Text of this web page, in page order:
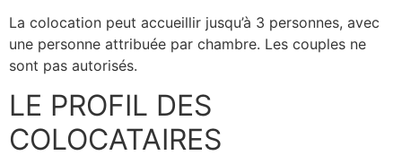
La colocation peut accueillir jusqu’à 3 personnes, avec
une personne attribuée par chambre. Les couples ne
sont pas autorisés.
LE PROFIL DES
COLOCATAIRES